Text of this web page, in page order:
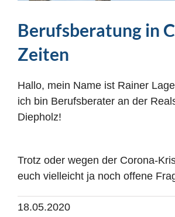
Berufsberatung in
Zeiten
Hallo, mein Name ist Rainer
ich bin Berufsberater an der
Diepholz!
Trotz oder wegen der Corona-
euch vielleicht ja noch offene
18.05.2020